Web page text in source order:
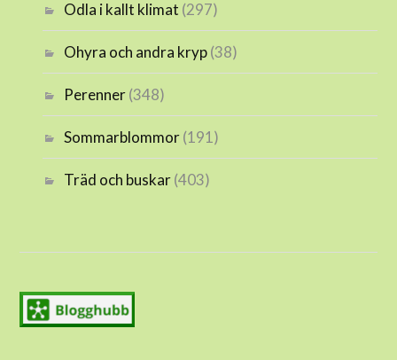
Odla i kallt klimat (297)
Ohyra och andra kryp(38)
Perenner(348)
Sommarblommor(191)
Träd och buskar(403)